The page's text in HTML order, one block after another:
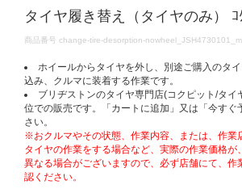
タイヤ履き替え（タイヤのみ） ｺ
DETAILS
商品番号 change-tire-desorption-
ホイールからタイヤを外し、別途ご購入のタ
込み、クルマに装着する作業です。
ブリヂストンのタイヤ専門店(コクピット/タイ
位での販売です。「カートに追加」又は「今すぐ
さい。
※おクルマやその状態、作業内容、または、作業
タイヤの作業をする場合など、実際の作業価格が
異なる場合がございますので、必ず店舗にて、作
認ください。